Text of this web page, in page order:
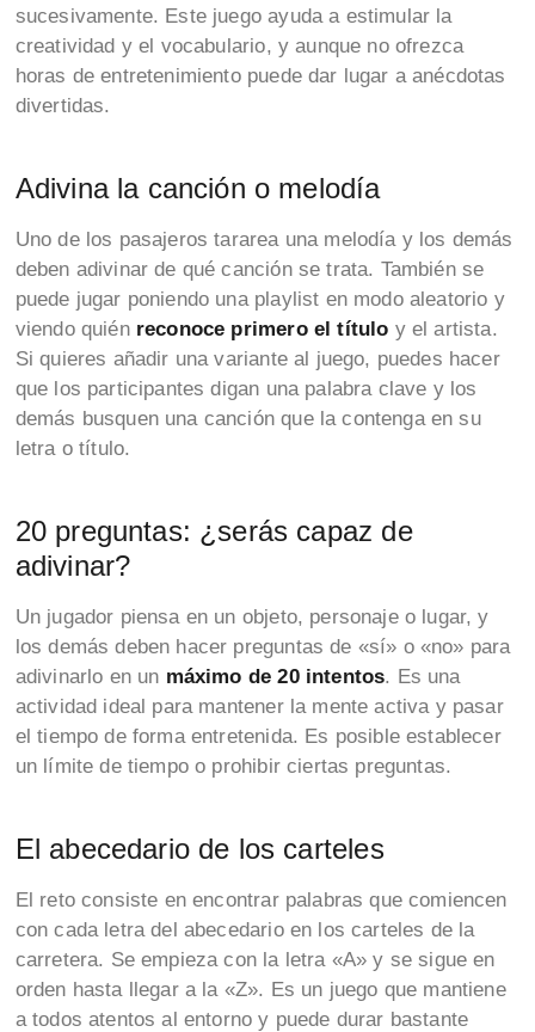
sucesivamente. Este juego ayuda a estimular la
creatividad y el vocabulario, y aunque no ofrezca
horas de entretenimiento puede dar lugar a anécdotas
divertidas.
Adivina la canción o melodía
Uno de los pasajeros tararea una melodía y los demás
deben adivinar de qué canción se trata. También se
puede jugar poniendo una playlist en modo aleatorio y
viendo quién reconoce primero el título y el artista.
Si quieres añadir una variante al juego, puedes hacer
que los participantes digan una palabra clave y los
demás busquen una canción que la contenga en su
letra o título.
20 preguntas: ¿serás capaz de
adivinar?
Un jugador piensa en un objeto, personaje o lugar, y
los demás deben hacer preguntas de «sí» o «no» para
adivinarlo en un máximo de 20 intentos. Es una
actividad ideal para mantener la mente activa y pasar
el tiempo de forma entretenida. Es posible establecer
un límite de tiempo o prohibir ciertas preguntas.
El abecedario de los carteles
El reto consiste en encontrar palabras que comiencen
con cada letra del abecedario en los carteles de la
carretera. Se empieza con la letra «A» y se sigue en
orden hasta llegar a la «Z». Es un juego que mantiene
a todos atentos al entorno y puede durar bastante